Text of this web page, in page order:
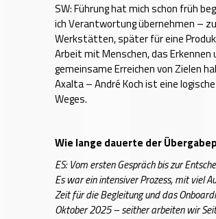
SW: Führung hat mich schon früh
ich Verantwortung übernehmen –
Werkstätten, später für eine
Arbeit mit Menschen, das Erkennen
gemeinsame Erreichen von Zielen
Axalta – André Koch ist eine
Weges.
Wie lange dauerte der
ES: Vom ersten Gespräch bis zur
Es war ein intensiver Prozess, mit viel
Zeit für die Begleitung und das
Oktober 2025 – seither arbeiten wir